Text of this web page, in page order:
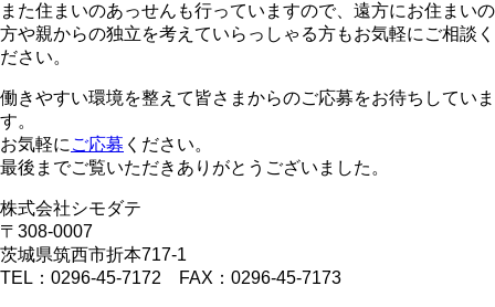
また住まいのあっせんも行っていますので、遠方にお住まいの
方や親からの独立を考えていらっしゃる方もお気軽にご相談く
ださい。
働きやすい環境を整えて皆さまからのご応募をお待ちしていま
す。
お気軽に ご応募 ください。
最後までご覧いただきありがとうございました。
株式会社シモダテ
〒308-0007
茨城県筑西市折本717-1
TEL：0296-45-7172 FAX：0296-45-7173